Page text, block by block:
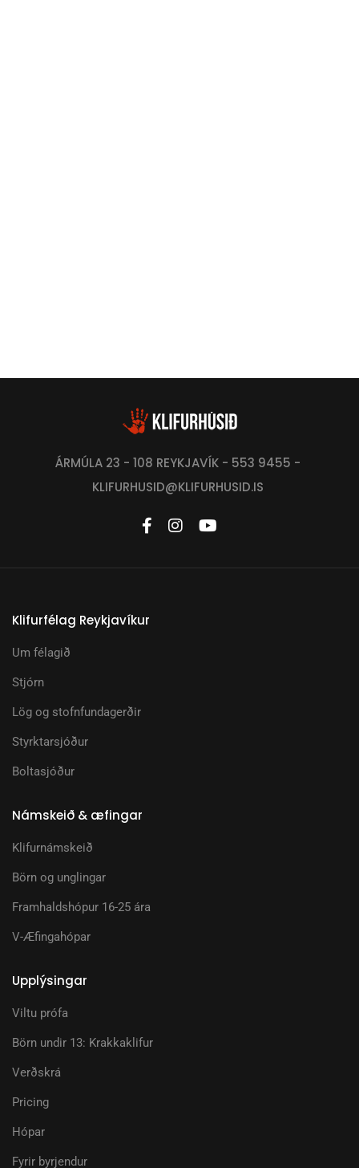
ÁRMÚLA 23 - 108 REYKJAVÍK - 553 9455 -
KLIFURHUSID@KLIFURHUSID.IS
Klifurfélag Reykjavíkur
Um félagið
Stjórn
Lög og stofnfundagerðir
Styrktarsjóður
Boltasjóður
Námskeið & æfingar
Klifurnámskeið
Börn og unglingar
Framhaldshópur 16-25 ára
V-Æfingahópar
Upplýsingar
Viltu prófa
Börn undir 13: Krakkaklifur
Verðskrá
Pricing
Hópar
Fyrir byrjendur